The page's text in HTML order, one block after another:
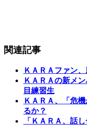
関連記事
ＫＡＲＡファン
ＫＡＲＡの新メ
目練習生
ＫＡＲＡ、「危
るか？
「ＫＡＲＡ、話